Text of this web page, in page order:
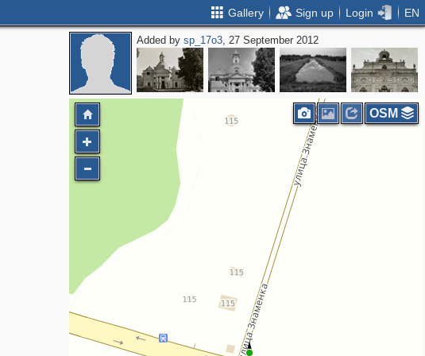
Gallery Sign up Login EN
Added bysp_17o3, 27 September 2012
OSM